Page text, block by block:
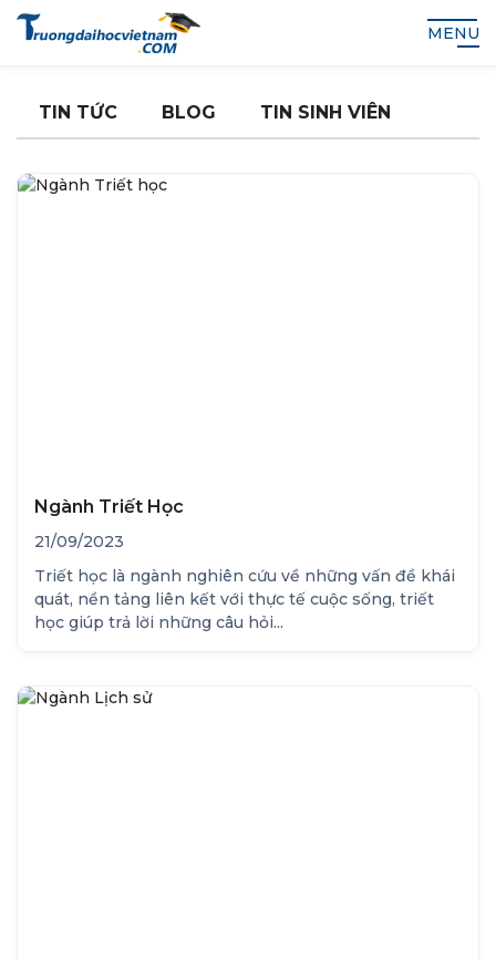
MENU
TIN TỨC BLOG TIN SINH VIÊN
Ngành Triết Học
21/09/2023
Triết học là ngành nghiên cứu về những vấn đề khái
quát, nền tảng liên kết với thực tế cuộc sống, triết
học giúp trả lời những câu hỏi...